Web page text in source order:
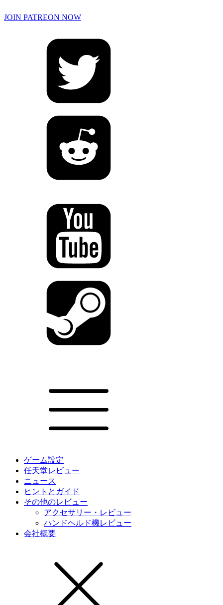
JOIN PATREON NOW
ゲーム設定
任天堂レビュー
ニュース
ヒントとガイド
その他のレビュー
アクセサリー・レビュー
ハンドヘルド機レビュー
会社概要